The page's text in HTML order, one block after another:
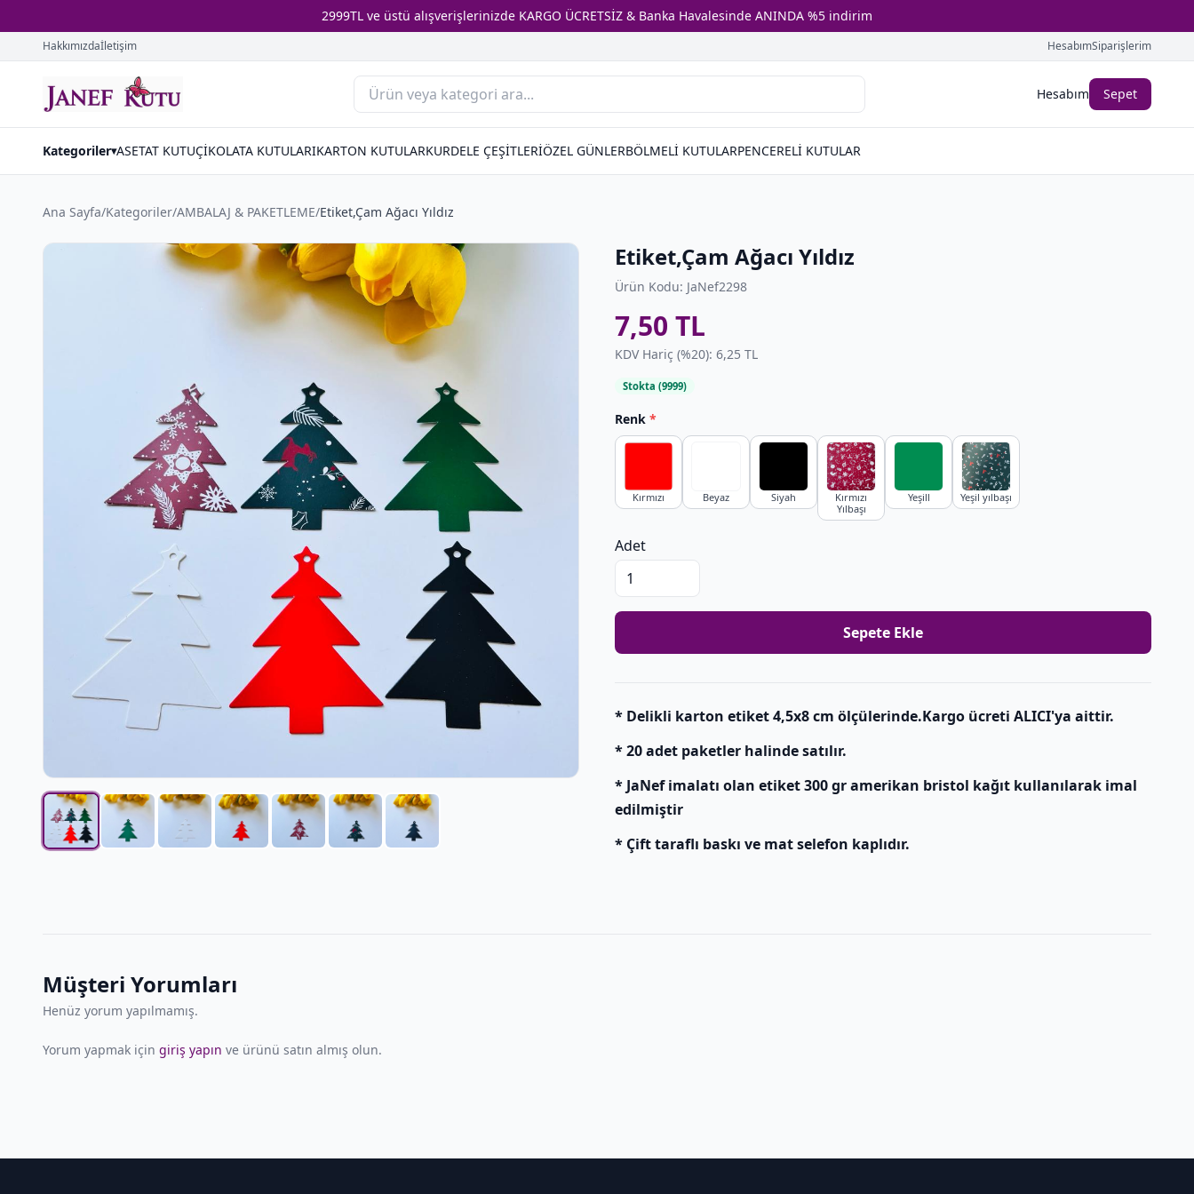
2999TL ve üstü alışverişlerinizde KARGO ÜCRETSİZ & Banka Havalesinde ANINDA %5 indirim
Hakkımızdaİletişim HesabımSiparişlerim
Hesabım Sepet
Kategoriler▾ASETAT KUTUÇİKOLATA KUTULARIKARTON KUTULARKURDELE ÇEŞİTLERİÖZEL GÜNLERBÖLMELİ KUTULARPENCERELİ KUTULAR
Ana Sayfa/Kategoriler/AMBALAJ & PAKETLEME/Etiket,Çam Ağacı Yıldız
Etiket,Çam Ağacı Yıldız
Ürün Kodu: JaNef2298
7,50 TL
KDV Hariç (%20): 6,25 TL
Stokta (9999)
Renk *
Kırmızı Beyaz Siyah
Kırmızı
Yılbaşı
Yeşill Yeşil yılbaşı
Adet
Sepete Ekle
* Delikli karton etiket 4,5x8 cm ölçülerinde.Kargo ücreti ALICI'ya aittir.
* 20 adet paketler halinde satılır.
* JaNef imalatı olan etiket 300 gr amerikan bristol kağıt kullanılarak imal
edilmiştir
* Çift taraflı baskı ve mat selefon kaplıdır.
Müşteri Yorumları
Henüz yorum yapılmamış.
Yorum yapmak için giriş yapın ve ürünü satın almış olun.